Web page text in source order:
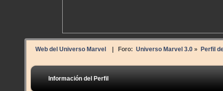
Web del Universo Marvel | Foro: Universo Marvel 3.0» Perfil
Información del Perfil